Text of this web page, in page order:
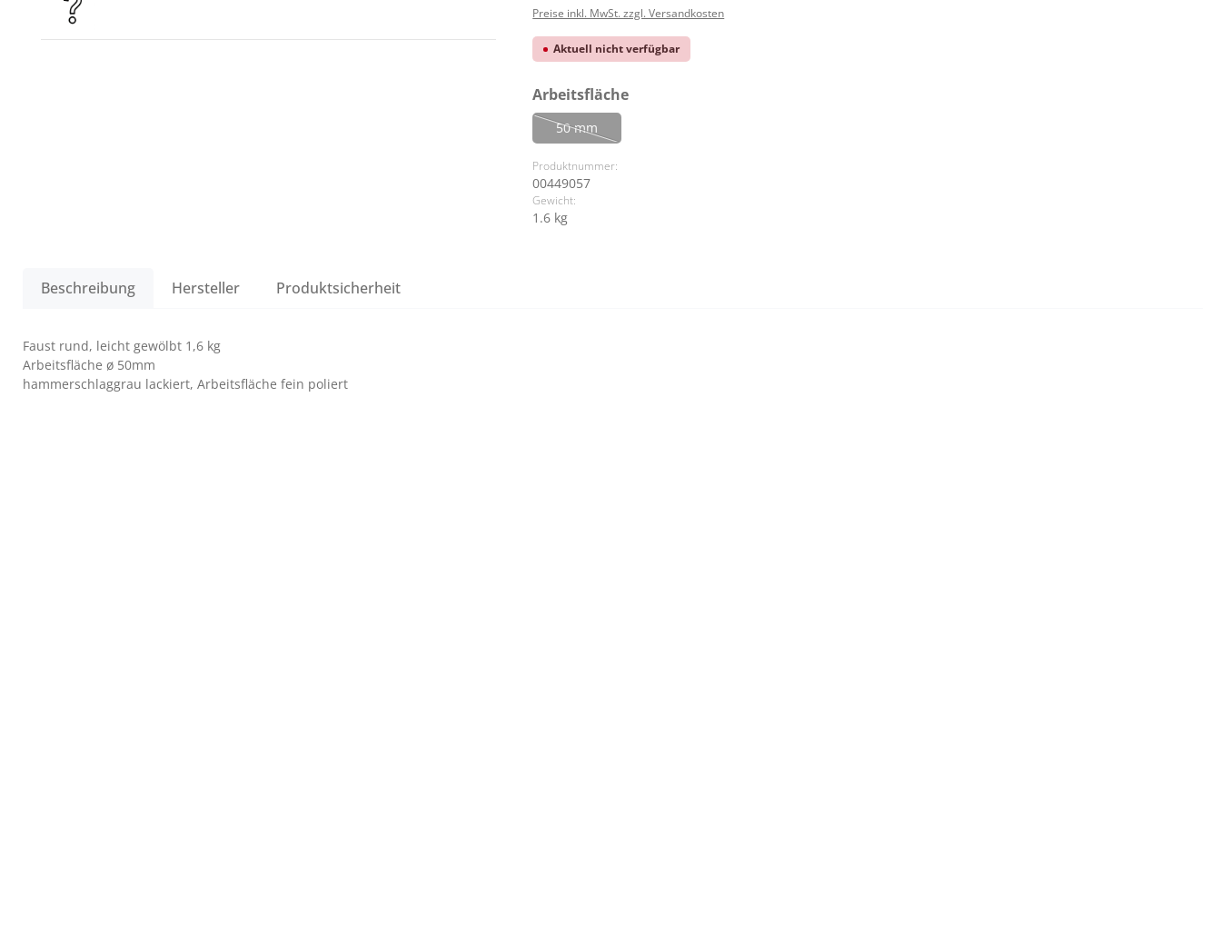
Preise inkl. MwSt. zzgl. Versandkosten
Aktuell nicht verfügbar
Arbeitsflächeauswählen
50 mm
(Diese Option ist zurzeit nicht verfügbar.)
Produktnummer:
00449057
Gewicht:
1.6 kg
Beschreibung Hersteller Produktsicherheit
Faust rund, leicht gewölbt 1,6 kg
Arbeitsfläche ø 50mm
hammerschlaggrau lackiert, Arbeitsfläche fein poliert